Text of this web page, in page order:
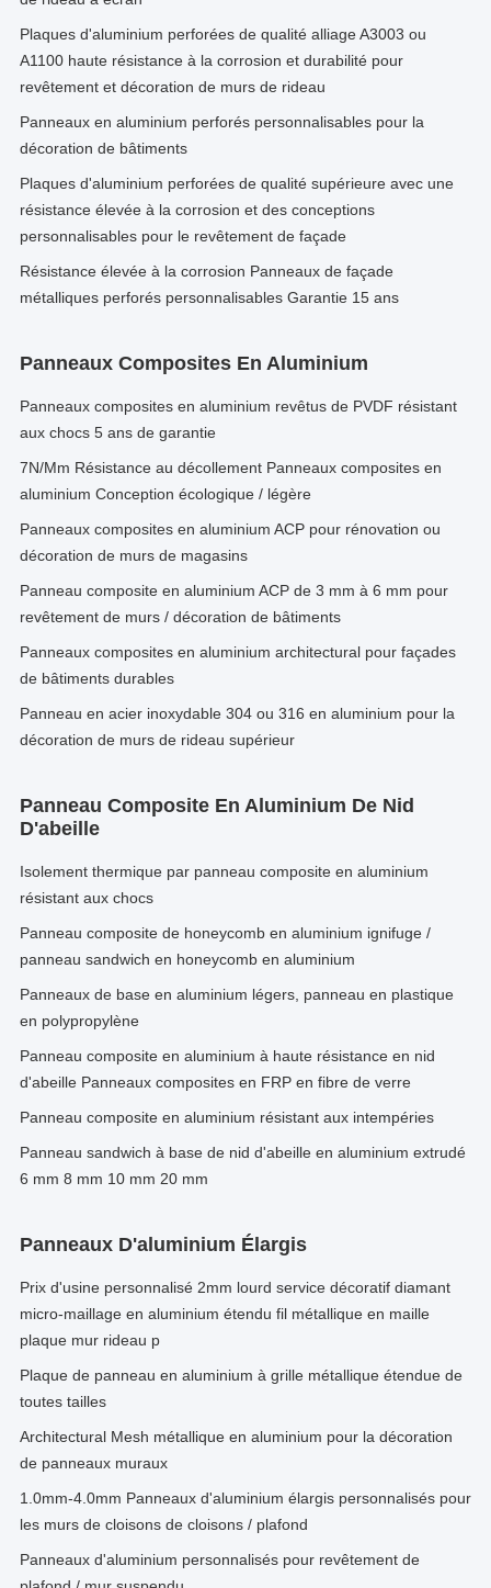
Plaques d'aluminium perforées de qualité alliage A3003 ou
A1100 haute résistance à la corrosion et durabilité pour
revêtement et décoration de murs de rideau
Panneaux en aluminium perforés personnalisables pour la
décoration de bâtiments
Plaques d'aluminium perforées de qualité supérieure avec une
résistance élevée à la corrosion et des conceptions
personnalisables pour le revêtement de façade
Résistance élevée à la corrosion Panneaux de façade
métalliques perforés personnalisables Garantie 15 ans
Panneaux Composites En Aluminium
Panneaux composites en aluminium revêtus de PVDF résistant
aux chocs 5 ans de garantie
7N/Mm Résistance au décollement Panneaux composites en
aluminium Conception écologique / légère
Panneaux composites en aluminium ACP pour rénovation ou
décoration de murs de magasins
Panneau composite en aluminium ACP de 3 mm à 6 mm pour
revêtement de murs / décoration de bâtiments
Panneaux composites en aluminium architectural pour façades
de bâtiments durables
Panneau en acier inoxydable 304 ou 316 en aluminium pour la
décoration de murs de rideau supérieur
Panneau Composite En Aluminium De Nid
D'abeille
Isolement thermique par panneau composite en aluminium
résistant aux chocs
Panneau composite de honeycomb en aluminium ignifuge /
panneau sandwich en honeycomb en aluminium
Panneaux de base en aluminium légers, panneau en plastique
en polypropylène
Panneau composite en aluminium à haute résistance en nid
d'abeille Panneaux composites en FRP en fibre de verre
Panneau composite en aluminium résistant aux intempéries
Panneau sandwich à base de nid d'abeille en aluminium extrudé
6 mm 8 mm 10 mm 20 mm
Panneaux D'aluminium Élargis
Prix d'usine personnalisé 2mm lourd service décoratif diamant
micro-maillage en aluminium étendu fil métallique en maille
plaque mur rideau p
Plaque de panneau en aluminium à grille métallique étendue de
toutes tailles
Architectural Mesh métallique en aluminium pour la décoration
de panneaux muraux
1.0mm-4.0mm Panneaux d'aluminium élargis personnalisés pour
les murs de cloisons de cloisons / plafond
Panneaux d'aluminium personnalisés pour revêtement de